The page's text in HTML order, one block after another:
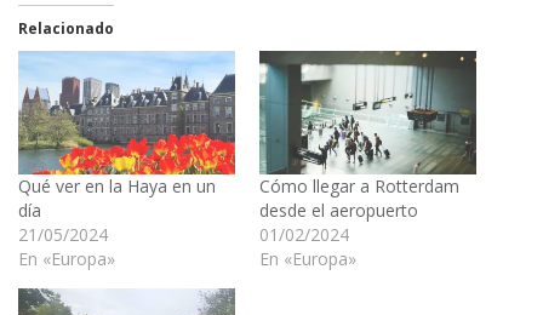
Relacionado
Qué ver en la Haya en un
día
21/05/2024
En «Europa»
Cómo llegar a Rotterdam
desde el aeropuerto
01/02/2024
En «Europa»